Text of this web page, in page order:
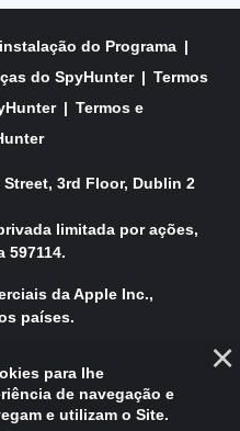
do Programa
do SpyHunter
Termos
Termos e
3rd Floor, Dublin 2
limitada por ações,
597114.
da Apple Inc.,
países.
para lhe
de navegação e
e utilizam o Site.